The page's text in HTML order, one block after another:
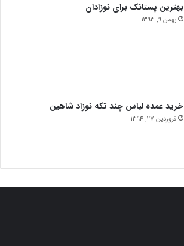
بهترین پستانک برای نوزادان
بهمن 9, 1393
خرید عمده لباس چند تکه نوزاد شاهین
فروردین 27, 1394